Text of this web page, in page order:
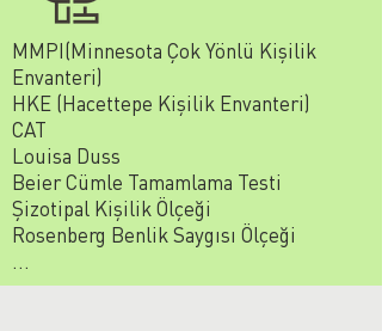
MMPI(Minnesota Çok Yönlü Kişilik
Envanteri)
HKE (Hacettepe Kişilik Envanteri)
CAT
Louisa Duss
Beier Cümle Tamamlama Testi
Şizotipal Kişilik Ölçeği
Rosenberg Benlik Saygısı Ölçeği
...